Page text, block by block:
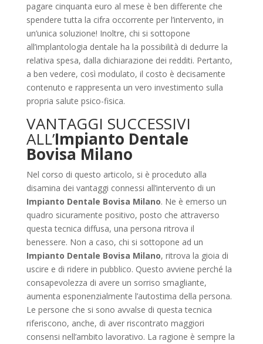
pagare cinquanta euro al mese è ben differente che
spendere tutta la cifra occorrente per l’intervento, in
un’unica soluzione! Inoltre, chi si sottopone
all’implantologia dentale ha la possibilità di dedurre la
relativa spesa, dalla dichiarazione dei redditi. Pertanto,
a ben vedere, così modulato, il costo è decisamente
contenuto e rappresenta un vero investimento sulla
propria salute psico-fisica.
VANTAGGI SUCCESSIVI
ALL’Impianto Dentale
Bovisa Milano
Nel corso di questo articolo, si è proceduto alla
disamina dei vantaggi connessi all’intervento di un
Impianto Dentale Bovisa Milano. Ne è emerso un
quadro sicuramente positivo, posto che attraverso
questa tecnica diffusa, una persona ritrova il
benessere. Non a caso, chi si sottopone ad un
Impianto Dentale Bovisa Milano, ritrova la gioia di
uscire e di ridere in pubblico. Questo avviene perché la
consapevolezza di avere un sorriso smagliante,
aumenta esponenzialmente l’autostima della persona.
Le persone che si sono avvalse di questa tecnica
riferiscono, anche, di aver riscontrato maggiori
consensi nell’ambito lavorativo. La ragione è sempre la